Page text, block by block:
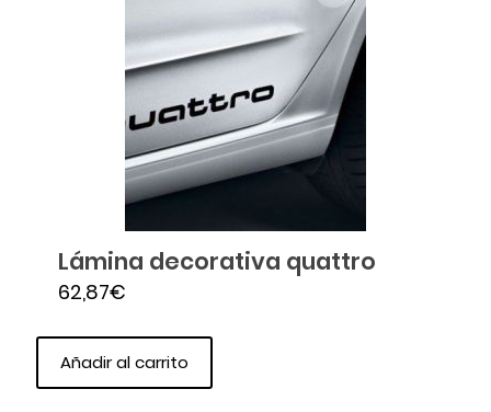
Lámina decorativa quattro
62,87€
Añadir al carrito